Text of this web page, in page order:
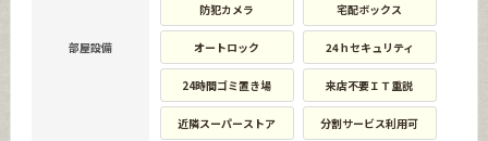
部屋設備
防犯カメラ 宅配ボックス
オートロック 24ｈセキュリティ
24時間ゴミ置き場 来店不要ＩＴ重説
近隣スーパーストア 分割サービス利用可